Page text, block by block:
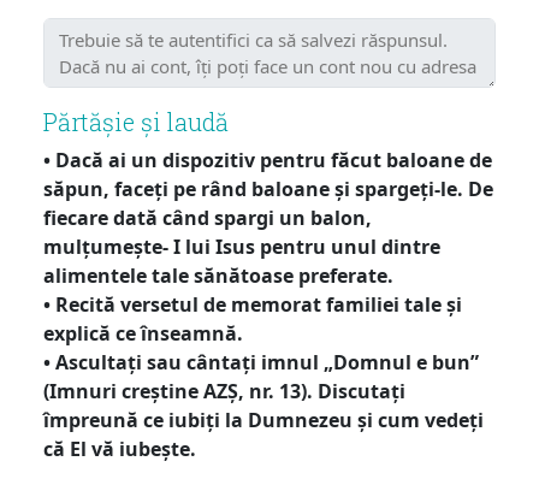
Părtășie și laudă
• Dacă ai un dispozitiv pentru făcut baloane de
săpun, faceți pe rând baloane și spargeți-le. De
fiecare dată când spargi un balon,
mulțumește- I lui Isus pentru unul dintre
alimentele tale sănătoase preferate.
• Recită versetul de memorat familiei tale și
explică ce înseamnă.
• Ascultați sau cântați imnul „Domnul e bun”
(Imnuri creștine AZȘ, nr. 13). Discutați
împreună ce iubiți la Dumnezeu și cum vedeți
că El vă iubește.